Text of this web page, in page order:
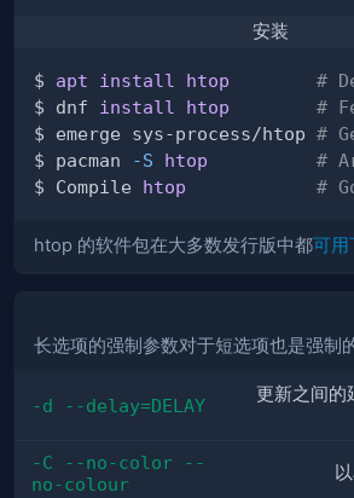
安装
$ apt install htop
#
$ dnf install htop
#
$ emerge sys-process/htop #
$ pacman
-S htop
#
$ Compile htop #
htop 的软件包在大多数发行版中都可用
长选项的强制参数对于短选项也是强制
-d --delay=DELAY
更新之间的
-C --no-color --
no-colour